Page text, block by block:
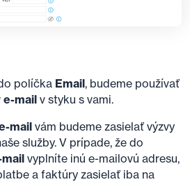
políčka Email, budeme používať
e-mail v styku s vami.
mail vám budeme zasielať výzvy
služby. V prípade, že do
vyplníte inú e-mailovú adresu,
a faktúry zasielať iba na